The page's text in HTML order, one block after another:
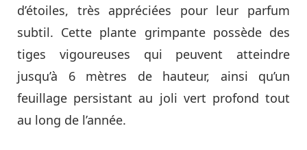
d’étoiles, très appréciées pour leur parfum
subtil. Cette plante grimpante possède des
tiges vigoureuses qui peuvent atteindre
jusqu’à 6 mètres de hauteur, ainsi qu’un
feuillage persistant au joli vert profond tout
au long de l’année.